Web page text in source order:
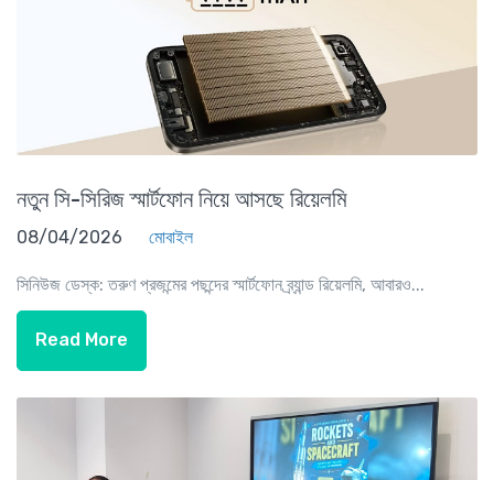
নতুন সি-সিরিজ স্মার্টফোন নিয়ে আসছে রিয়েলমি
08/04/2026 মোবাইল
সিনিউজ ডেস্ক: তরুণ প্রজন্মের পছন্দের স্মার্টফোন ব্র্যান্ড রিয়েলমি, আবারও...
Read More